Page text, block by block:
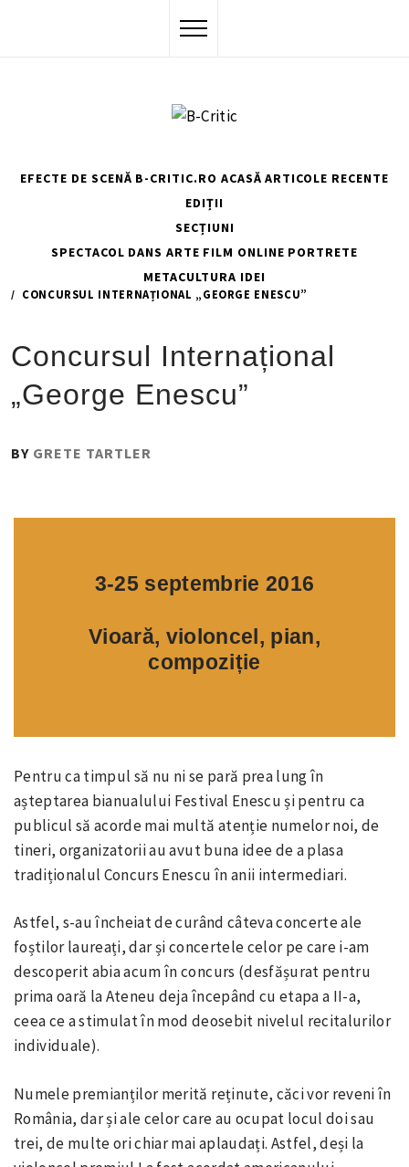
EFECTE DE SCENĂ B-CRITIC.RO ACASĂ ARTICOLE RECENTE
EDIȚII
SECȚIUNI
SPECTACOL DANS ARTE FILM ONLINE PORTRETE
METACULTURA IDEI
CONCURSUL INTERNAȚIONAL „GEORGE ENESCU”
Concursul Internațional
„George Enescu”
PUBLISHED
5
BY GRETE TARTLER
3-25 septembrie 2016
Vioară, violoncel, pian,
compoziție
Pentru ca timpul să nu ni se pară prea lung în
așteptarea bianualului Festival Enescu și pentru ca
publicul să acorde mai multă atenție numelor noi, de
tineri, organizatorii au avut buna idee de a plasa
tradiționalul Concurs Enescu în anii intermediari.
Astfel, s-au încheiat de curând câteva concerte ale
foștilor laureați, dar și concertele celor pe care i-am
descoperit abia acum în concurs (desfășurat pentru
prima oară la Ateneu deja începând cu etapa a II-a,
ceea ce a stimulat în mod deosebit nivelul recitalurilor
individuale).
Numele premianților merită reținute, căci vor reveni în
România, dar și ale celor care au ocupat locul doi sau
trei, de multe ori chiar mai aplaudați. Astfel, deși la